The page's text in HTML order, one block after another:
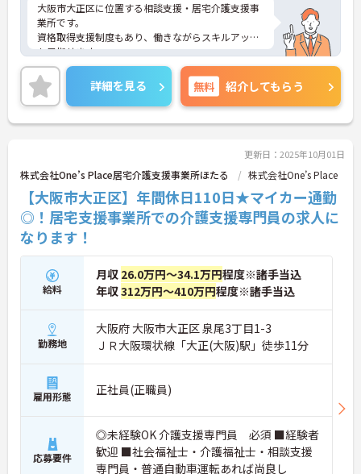
大阪市大正区に位置する相談支援・居宅介護支援事
業所です。
資格取得支援制度もあり、働きながらスキルアップ
も目指せます。
基本土日がお休みですでの、メリハリつけてご就業
いただけます。
ご興味のある方には、面接対策ポイントなど、さら
に詳細をお話しいたしますのでお気軽にご相談くだ
さい！
詳細を見る 無料 紹介してもらう
更新日：2025年10月01日
株式会社One’s Place居宅介護支援事業所ほたる 株式会社One’s Place
【大阪市大正区】年間休日110日★マイカー通勤
◎！居宅支援事業所での介護支援専門員の求人に
なります！
給料
月収 26.0万円～34.1万円程度※諸手当込
年収312万円～410万円程度※諸手当込
勤務地
大阪府 大阪市大正区 泉尾3丁目1-3
ＪＲ大阪環状線「大正(大阪)駅」徒歩11分
雇用形態 正社員(正職員)
応募要件
◎未経験OK 介護支援専門員 必須 ■経験者
歓迎 ■社会福祉士・介護福祉士・相談支援
専門員・普通自動車運転あれば尚良し